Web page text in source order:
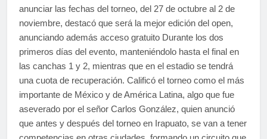
anunciar las fechas del torneo, del 27 de octubre al 2 de
noviembre, destacó que será la mejor edición del open,
anunciando además acceso gratuito Durante los dos
primeros días del evento, manteniéndolo hasta el final en
las canchas 1 y 2, mientras que en el estadio se tendrá
una cuota de recuperación. Calificó el torneo como el más
importante de México y de América Latina, algo que fue
aseverado por el señor Carlos González, quien anunció
que antes y después del torneo en Irapuato, se van a tener